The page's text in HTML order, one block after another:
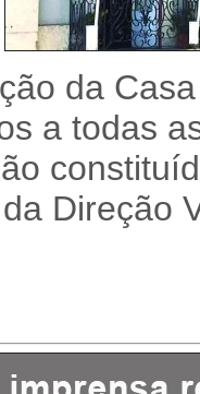
da
a todas
Direção